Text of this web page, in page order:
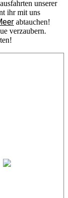
unserer
ihr mit uns
abtauchen!
verzaubern.